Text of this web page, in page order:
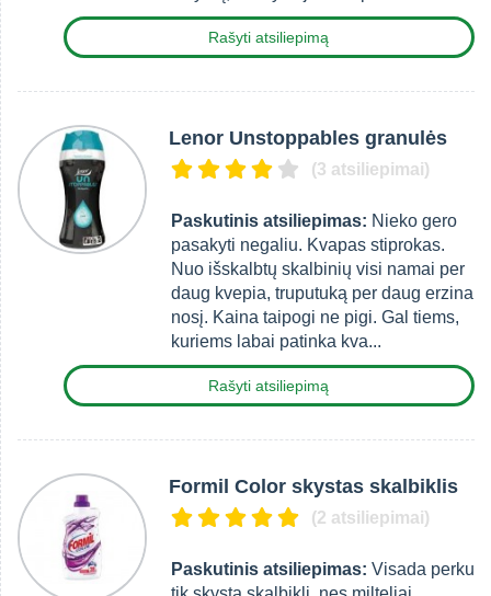
Rašyti atsiliepimą
Lenor Unstoppables granulės
(3 atsiliepimai)
Paskutinis atsiliepimas: Nieko gero
pasakyti negaliu. Kvapas stiprokas.
Nuo išskalbtų skalbinių visi namai per
daug kvepia, truputuką per daug erzina
nosį. Kaina taipogi ne pigi. Gal tiems,
kuriems labai patinka kva...
Rašyti atsiliepimą
Formil Color skystas skalbiklis
(2 atsiliepimai)
Paskutinis atsiliepimas: Visada perku